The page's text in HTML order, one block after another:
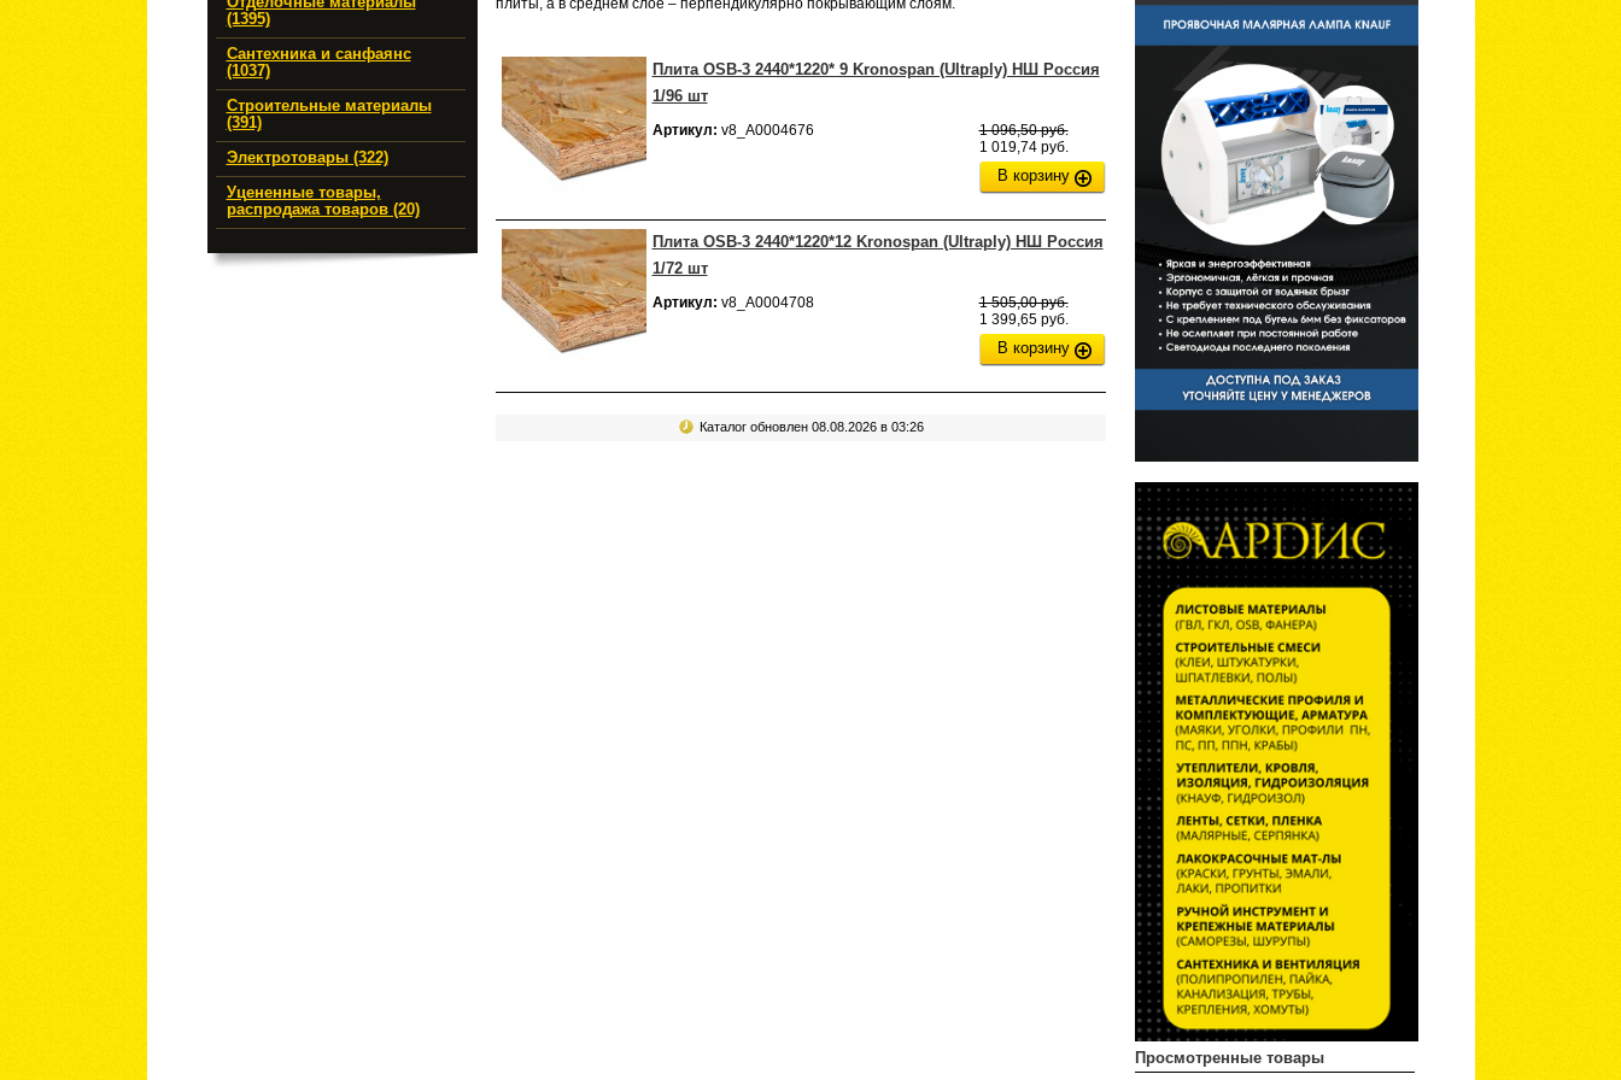
Просмотренные товары
(1395)
Сантехника и санфаянс
(1037)
Строительные материалы
(391)
Электротовары (322)
Уцененные товары,
распродажа товаров (20)
плиты, а в среднем слое – перпендикулярно покрывающим слоям.
Плита OSB-3 2440*1220* 9 Kronospan (Ultraply) НШ Россия
1/96 шт
Артикул: v8_А0004676
1 096,50 руб.
1 019,74 руб.
В корзину
Плита OSB-3 2440*1220*12 Kronospan (Ultraply) НШ Россия
1/72 шт
Артикул: v8_А0004708
1 505,00 руб.
1 399,65 руб.
В корзину
Каталог обновлен 08.08.2026 в 03:26